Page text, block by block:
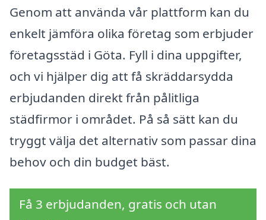
Genom att använda vår plattform kan du
enkelt jämföra olika företag som erbjuder
företagsstäd i Göta. Fyll i dina uppgifter,
och vi hjälper dig att få skräddarsydda
erbjudanden direkt från pålitliga
städfirmor i området. På så sätt kan du
tryggt välja det alternativ som passar dina
behov och din budget bäst.
Få 3 erbjudanden, gratis och utan